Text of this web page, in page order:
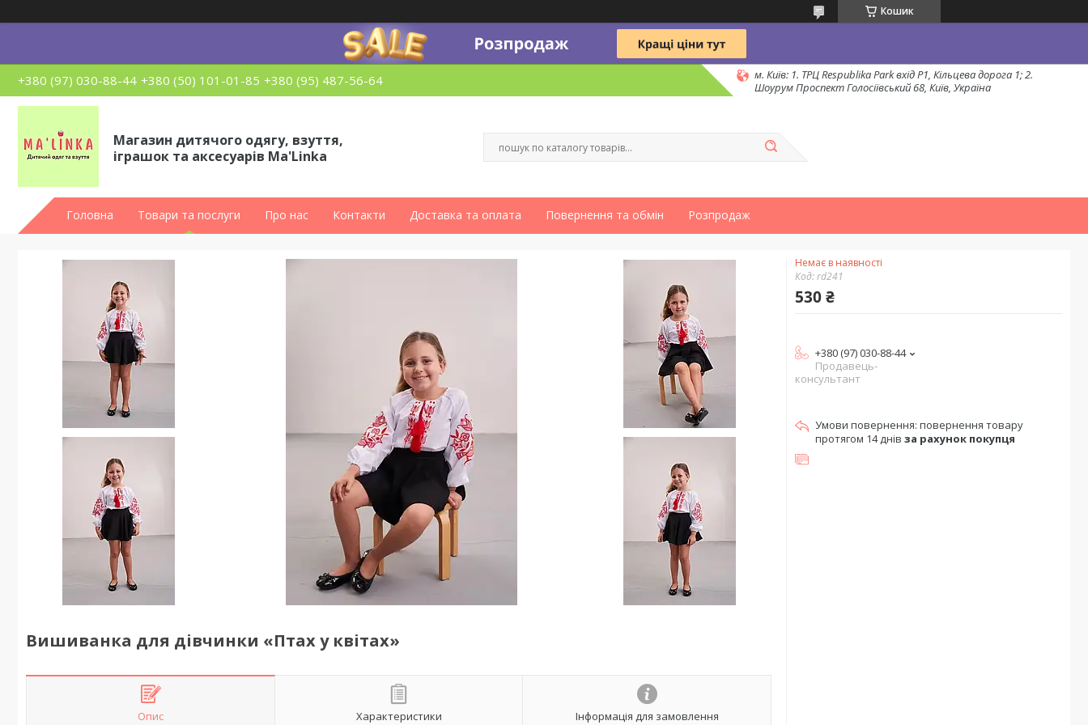
Кошик
+380 (97) 030-88-44 +380 (50) 101-01-85 +380 (95) 487-56-64
м. Київ: 1. ТРЦ Respublika Park вхід P1, Кільцева дорога 1; 2.
Шоурум Проспект Голосіївський 68, Київ, Україна
Магазин дитячого одягу, взуття,
іграшок та аксесуарів Ma'Linka
Головна Товари та послуги Про нас Контакти Доставка та оплата Повернення та обмін Розпродаж
Вишиванка для дівчинки «Птах у квітах»
Опис Характеристики Інформація для замовлення
Немає в наявності
Код:rd241
530 ₴
+380 (97) 030-88-44
Продавець-
консультант
повернення товару
протягом 14 днів за рахунок покупця